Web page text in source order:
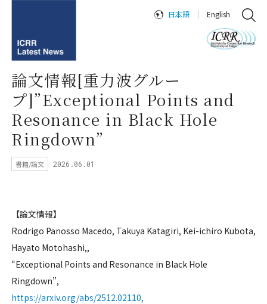
日本語 English
論文情報[重力波グルー
プ]”Exceptional Points and
Resonance in Black Hole
Ringdown”
書籍/論文 2026.06.01
【論文情報】
Rodrigo Panosso Macedo, Takuya Katagiri, Kei-ichiro Kubota,
Hayato Motohashi,,
“Exceptional Points and Resonance in Black Hole
Ringdown”,
https://arxiv.org/abs/2512.02110,